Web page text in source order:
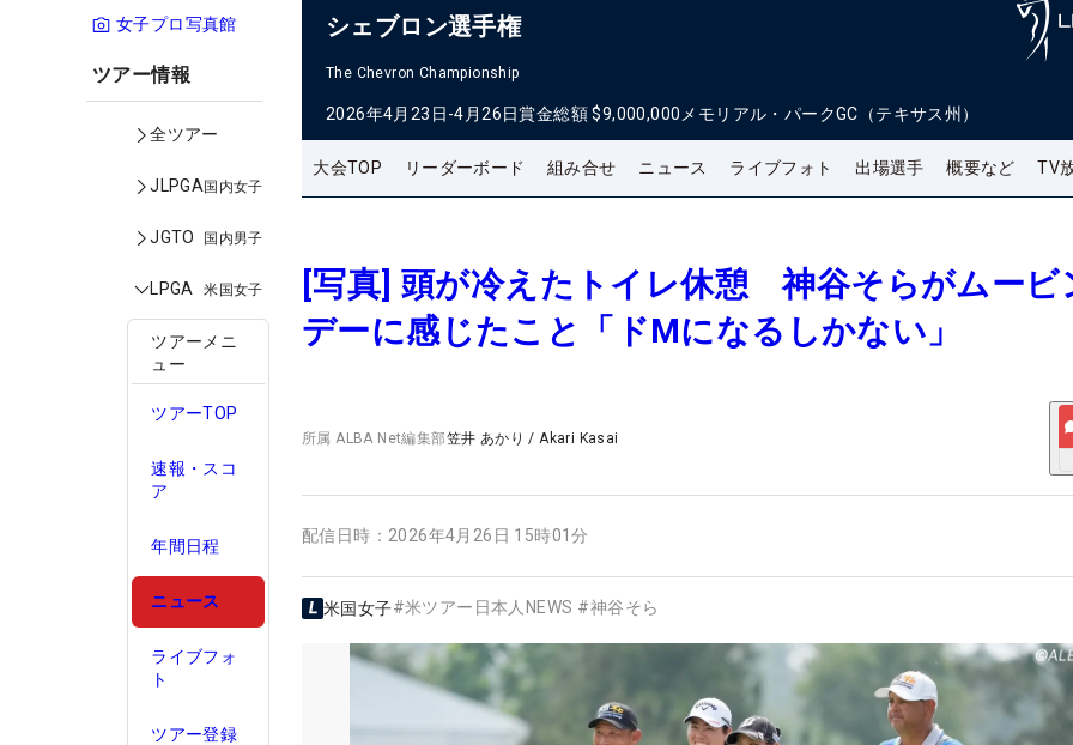
女子プロ写真館
ツアー情報
全ツアー
JLPGA国内女子
JGTO 国内男子
LPGA 米国女子
ツアーメニ
ュー
ツアーTOP
速報・スコ
ア
年間日程
ニュース
ライブフォ
ト
ツアー登録
シェブロン選手権
The Chevron Championship
2026年4月23日-4月26日賞金総額 $9,000,000 メモリアル・パークGC（テキサス州）
大会TOP リーダーボード 組み合せ ニュース ライブフォト 出場選手 概要など TV
[写真] 頭が冷えたトイレ休憩 神谷そらがムービ
デーに感じたこと「ドMになるしかない」
所属ALBA Net編集部笠井 あかり /Akari Kasai
配信日時： 2026年4月26日 15時01分
米国女子#米ツアー日本人NEWS #神谷そら